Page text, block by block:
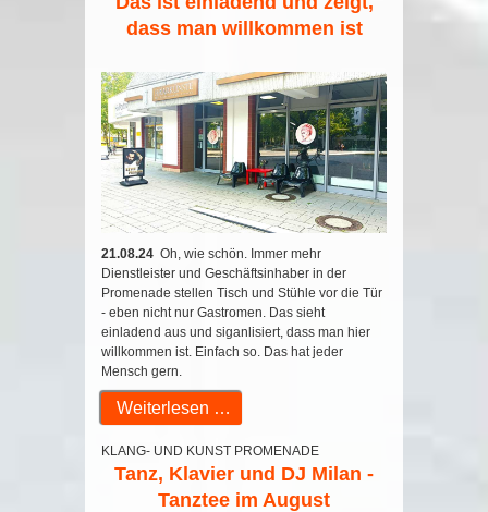
dass man willkommen ist
21.08.24 Oh, wie schön. Immer mehr
Dienstleister und Geschäftsinhaber in der
Promenade stellen Tisch und Stühle vor die Tür
- eben nicht nur Gastromen. Das sieht
einladend aus und siganlisiert, dass man hier
willkommen ist. Einfach so. Das hat jeder
Mensch gern.
Weiterlesen …
KLANG- UND KUNST PROMENADE
Tanz, Klavier und DJ Milan -
Tanztee im August